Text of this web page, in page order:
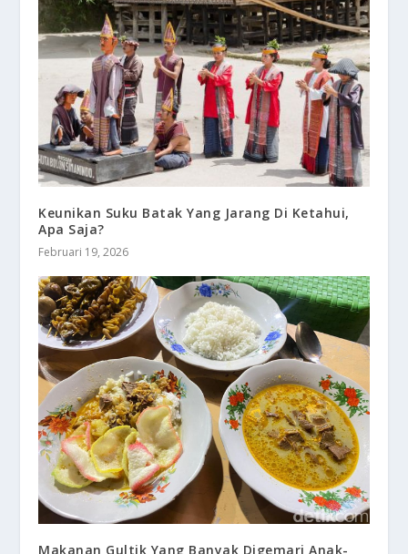
Keunikan Suku Batak Yang Jarang Di Ketahui,
Apa Saja?
Februari 19, 2026
Makanan Gultik Yang Banyak Digemari Anak-